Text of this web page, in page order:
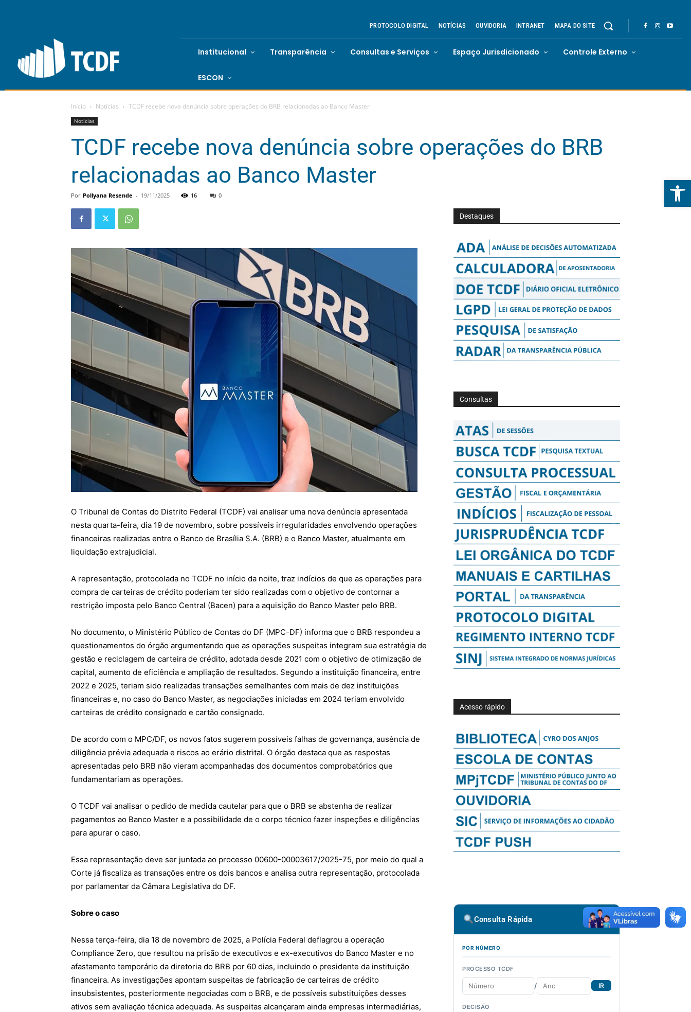
Abrir
PROTOCOLO DIGITAL NOTÍCIAS OUVIDORIA INTRANET MAPA DO SITE
Institucional Transparência Consultas e Serviços Espaço Jurisdicionado Controle Externo
ESCON
Início Notícias TCDF recebe nova denúncia sobre operações do BRB relacionadas ao Banco Master
Notícias
TCDF recebe nova denúncia sobre operações do BRB
relacionadas ao Banco Master
Por Pollyana Resende - 19/11/2025 16 0
O Tribunal de Contas do Distrito Federal (TCDF) vai analisar uma nova denúncia apresentada
nesta quarta-feira, dia 19 de novembro, sobre possíveis irregularidades envolvendo operações
financeiras realizadas entre o Banco de Brasília S.A. (BRB) e o Banco Master, atualmente em
liquidação extrajudicial.
A representação, protocolada no TCDF no início da noite, traz indícios de que as operações para
compra de carteiras de crédito poderiam ter sido realizadas com o objetivo de contornar a
restrição imposta pelo Banco Central (Bacen) para a aquisição do Banco Master pelo BRB.
No documento, o Ministério Público de Contas do DF (MPC-DF) informa que o BRB respondeu a
questionamentos do órgão argumentando que as operações suspeitas integram sua estratégia de
gestão e reciclagem de carteira de crédito, adotada desde 2021 com o objetivo de otimização de
capital, aumento de eficiência e ampliação de resultados. Segundo a instituição financeira, entre
2022 e 2025, teriam sido realizadas transações semelhantes com mais de dez instituições
financeiras e, no caso do Banco Master, as negociações iniciadas em 2024 teriam envolvido
carteiras de crédito consignado e cartão consignado.
De acordo com o MPC/DF, os novos fatos sugerem possíveis falhas de governança, ausência de
diligência prévia adequada e riscos ao erário distrital. O órgão destaca que as respostas
apresentadas pelo BRB não vieram acompanhadas dos documentos comprobatórios que
fundamentariam as operações.
O TCDF vai analisar o pedido de medida cautelar para que o BRB se abstenha de realizar
pagamentos ao Banco Master e a possibilidade de o corpo técnico fazer inspeções e diligências
para apurar o caso.
Essa representação deve ser juntada ao processo 00600-00003617/2025-75, por meio do qual a
Corte já fiscaliza as transações entre os dois bancos e analisa outra representação, protocolada
por parlamentar da Câmara Legislativa do DF.
Sobre o caso
Nessa terça-feira, dia 18 de novembro de 2025, a Polícia Federal deflagrou a operação
Compliance Zero, que resultou na prisão de executivos e ex-executivos do Banco Master e no
afastamento temporário da diretoria do BRB por 60 dias, incluindo o presidente da instituição
financeira. As investigações apontam suspeitas de fabricação de carteiras de crédito
insubsistentes, posteriormente negociadas com o BRB, e de possíveis substituições desses
ativos sem avaliação técnica adequada. As suspeitas alcançaram ainda empresas intermediárias,
Destaques
Consultas
Acesso rápido
Consulta Rápida
POR NÚMERO
PROCESSO TCDF
/ IR
DECISÃO